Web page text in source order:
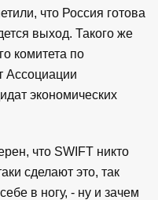
что Россия готова
выход. Такого же
комитета по
Ассоциации
экономических
что SWIFT никто
сделают это, так
в ногу, - ну и зачем